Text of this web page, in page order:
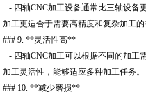
- 四轴CNC加工设备通常比三轴设备
加工更适合于需要高精度和复杂加工的
### 9. **灵活性高**
- 四轴CNC加工可以根据不同的加工
加工灵活性，能够适应多种加工任务。
### 10. **减少磨损**